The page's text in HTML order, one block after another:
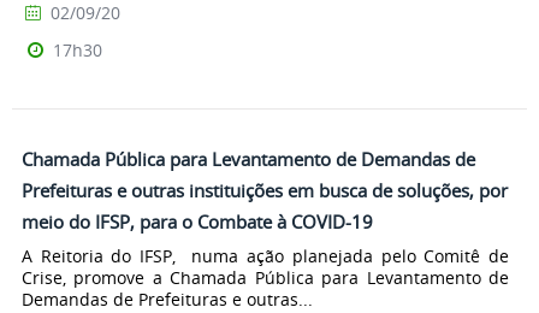
02/09/20
17h30
Chamada Pública para Levantamento de Demandas de
Prefeituras e outras instituições em busca de soluções, por
meio do IFSP, para o Combate à COVID-19
A Reitoria do IFSP, numa ação planejada pelo Comitê de
Crise, promove a Chamada Pública para Levantamento de
Demandas de Prefeituras e outras...